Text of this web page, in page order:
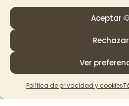
Aceptar
Rechazar
Ver
Política de privacidad y cookies
© PAT Educadora
cookies
Made with